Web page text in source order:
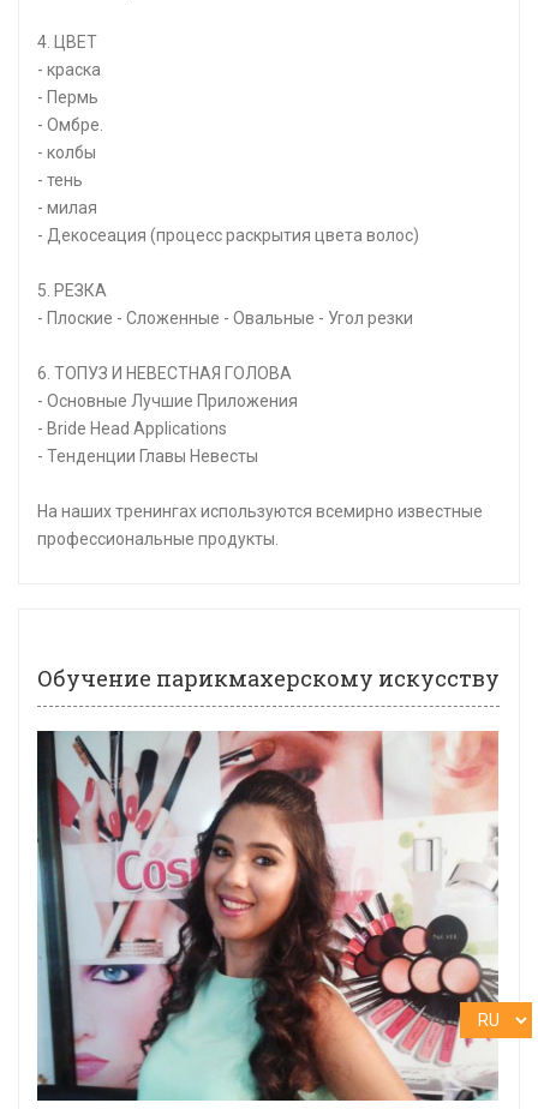
4. ЦВЕТ
- краска
- Пермь
- Омбре.
- колбы
- тень
- милая
- Декосеация (процесс раскрытия цвета волос)
5. РЕЗКА
- Плоские - Сложенные - Овальные - Угол резки
6. ТОПУЗ И НЕВЕСТНАЯ ГОЛОВА
- Основные Лучшие Приложения
- Bride Head Applications
- Тенденции Главы Невесты
На наших тренингах используются всемирно известные
профессиональные продукты.
Обучение парикмахерскому искусству